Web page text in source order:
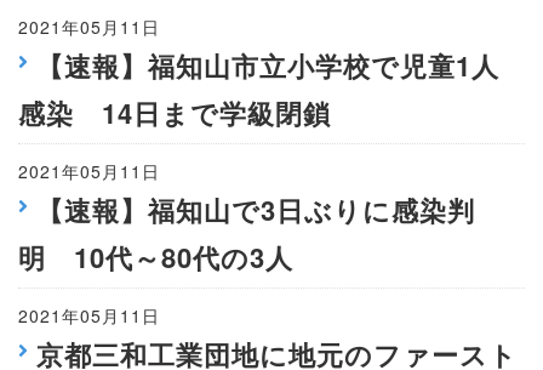
2021年05月11日
【速報】福知山市立小学校で児童1人
感染 14日まで学級閉鎖
2021年05月11日
【速報】福知山で3日ぶりに感染判
明 10代～80代の3人
2021年05月11日
京都三和工業団地に地元のファースト